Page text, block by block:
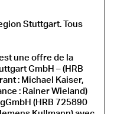
Stuttgart. Tous
une offre de la
GmbH – (HRB
: Michael Kaiser,
: Rainer Wieland)
(HRB 725890